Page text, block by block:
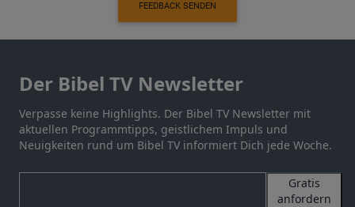
FEEDBACK SENDEN
Der Bibel TV Newsletter
Verpasse keine Highlights. Der Bibel TV Newsletter mit
aktuellen Programmtipps, geistlichem Impuls und
Neuigkeiten rund um Bibel TV informiert Dich jede Woche.
Gratis
anfordern